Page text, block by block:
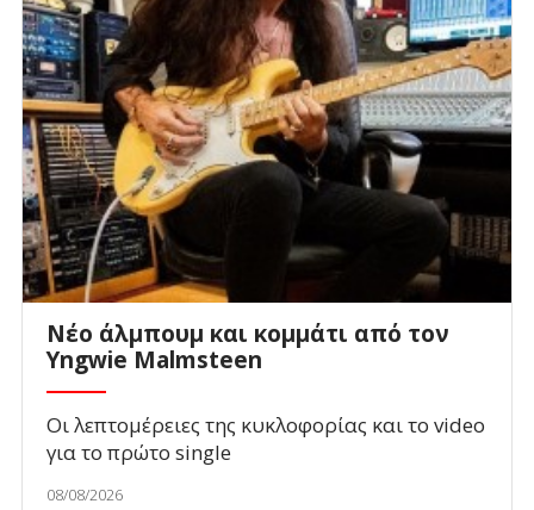
Νέο άλμπουμ και κομμάτι από τον
Yngwie Malmsteen
Οι λεπτομέρειες της κυκλοφορίας και το video
για το πρώτο single
08/08/2026